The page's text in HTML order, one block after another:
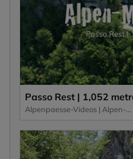
Alpenpaesse-Videos | Alpen-Marathon